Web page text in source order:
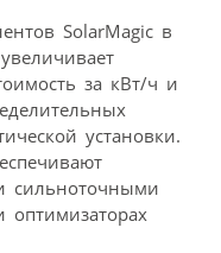
SolarMagic в
за кВт/ч и
установки.
сильноточными